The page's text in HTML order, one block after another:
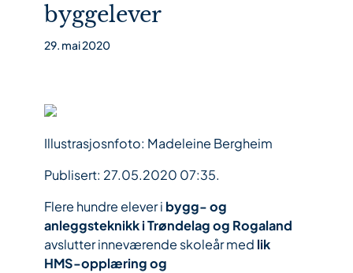
byggelever
29. mai 2020
Illustrasjosnfoto: Madeleine Bergheim
Publisert: 27.05.2020 07:35.
Flere hundre elever i bygg- og
anleggsteknikk i Trøndelag og Rogaland
avslutter inneværende skoleår med lik
HMS-opplæring og